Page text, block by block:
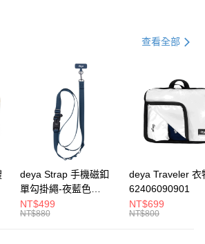
21家銀行
第一商業銀行
彰化商業銀行
台北富邦商業銀行
兆豐國際商業銀行
台中商業銀行
華泰商業銀行
遠東國際商業銀行
查看全部
deya Strap 手機磁釦
單勾掛繩-夜藍色
62611105501
NT$499
NT$880
deya Traveler 衣
62406090901
NT$699
NT$800